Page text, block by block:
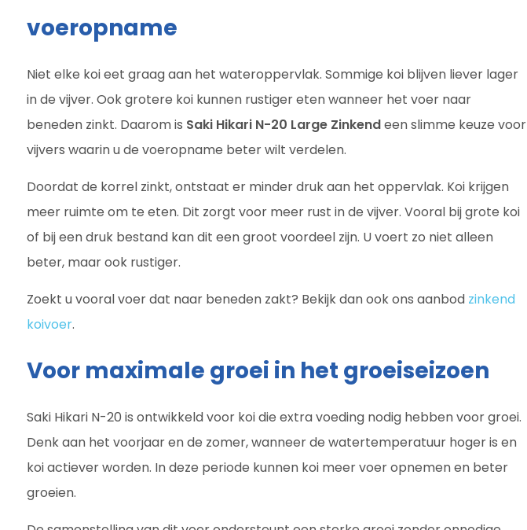
voeropname
Niet elke koi eet graag aan het wateroppervlak. Sommige koi blijven liever lager
in de vijver. Ook grotere koi kunnen rustiger eten wanneer het voer naar
beneden zinkt. Daarom is Saki Hikari N-20 Large Zinkendeen slimme keuze voor
vijvers waarin u de voeropname beter wilt verdelen.
Doordat de korrel zinkt, ontstaat er minder druk aan het oppervlak. Koi krijgen
meer ruimte om te eten. Dit zorgt voor meer rust in de vijver. Vooral bij grote koi
of bij een druk bestand kan dit een groot voordeel zijn. U voert zo niet alleen
beter, maar ook rustiger.
Zoekt u vooral voer dat naar beneden zakt? Bekijk dan ook ons aanbod zinkend
koivoer.
Voor maximale groei in het groeiseizoen
Saki Hikari N-20 is ontwikkeld voor koi die extra voeding nodig hebben voor groei.
Denk aan het voorjaar en de zomer, wanneer de watertemperatuur hoger is en
koi actiever worden. In deze periode kunnen koi meer voer opnemen en beter
groeien.